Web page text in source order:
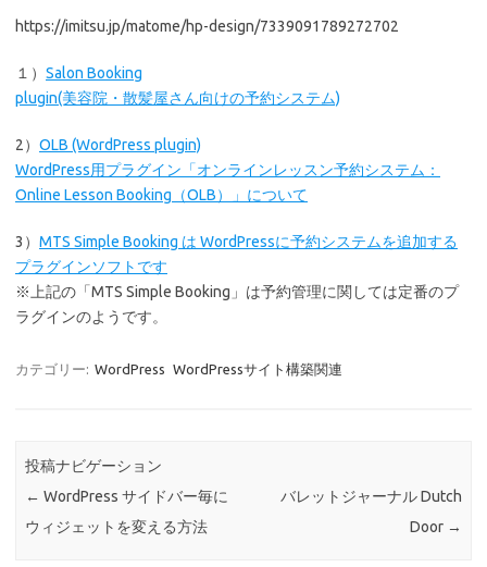
https://imitsu.jp/matome/hp-design/7339091789272702
１） Salon Booking
plugin(美容院・散髪屋さん向けの予約システム)
2） OLB (WordPress plugin)
WordPress用プラグイン「オンラインレッスン予約システム：
Online Lesson Booking（OLB）」について
3） MTS Simple Booking は WordPressに予約システムを追加する
プラグインソフトです
※上記の「MTS Simple Booking」は予約管理に関しては定番のプ
ラグインのようです。
カテゴリー: WordPress WordPressサイト構築関連
投稿ナビゲーション
← WordPress サイドバー毎に
ウィジェットを変える方法
バレットジャーナル Dutch
Door →